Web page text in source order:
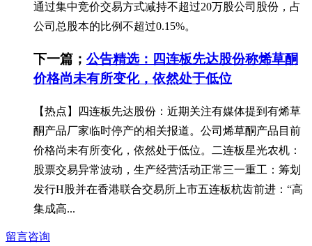
通过集中竞价交易方式减持不超过20万股公司股份，占
公司总股本的比例不超过0.15%。
下一篇； 公告精选：四连板先达股份称烯草酮
价格尚未有所变化，依然处于低位
【热点】四连板先达股份：近期关注有媒体提到有烯草
酮产品厂家临时停产的相关报道。公司烯草酮产品目前
价格尚未有所变化，依然处于低位。二连板星光农机：
股票交易异常波动，生产经营活动正常三一重工：筹划
发行H股并在香港联合交易所上市五连板杭齿前进：“高
集成高...
留言咨询